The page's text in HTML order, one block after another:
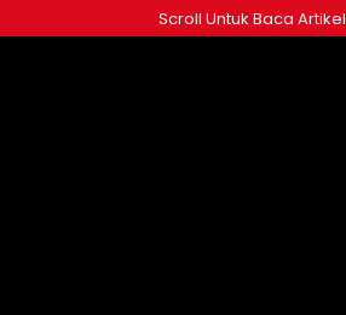
ke
Scroll Untuk Baca Artikel